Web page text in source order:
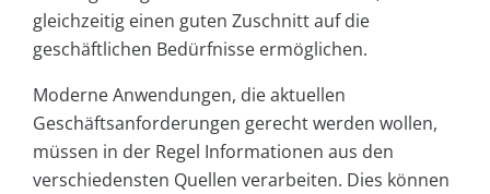
gleichzeitig einen guten Zuschnitt auf die
geschäftlichen Bedürfnisse ermöglichen.
Moderne Anwendungen, die aktuellen
Geschäftsanforderungen gerecht werden wollen,
müssen in der Regel Informationen aus den
verschiedensten Quellen verarbeiten. Dies können